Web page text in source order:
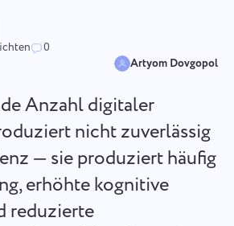
Deutsch
English
Español
0
Artyom Dovgopol
Anzahl digitaler
nicht zuverlässig
— sie produziert häufig
erhöhte kognitive
reduzierte
überwachen Sie Kollegen
Zeit hinzu
arbeiten Sie mit Kollegen daran
ab, wenn sie erledigt ist.